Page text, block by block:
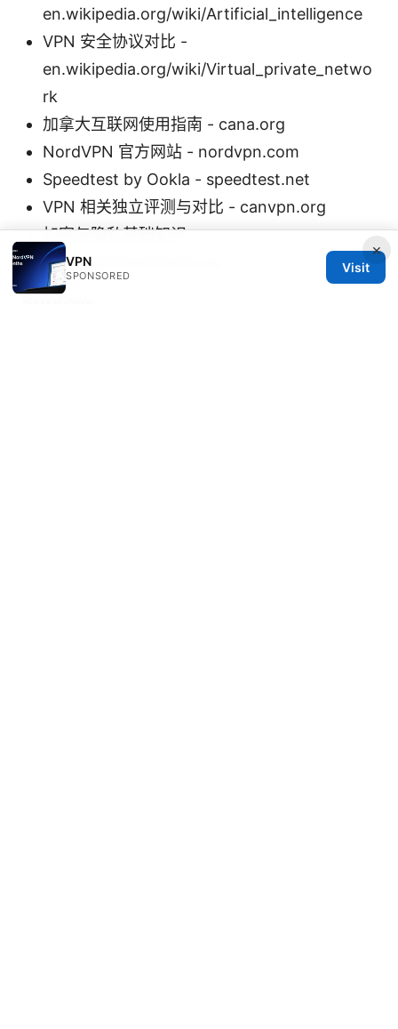
en.wikipedia.org/wiki/Artificial_intelligence
VPN 安全协议对比 -
en.wikipedia.org/wiki/Virtual_private_netwo
rk
加拿大互联网使用指南 - cana.org
NordVPN 官方网站 - nordvpn.com
Speedtest by Ookla - speedtest.net
VPN 相关独立评测与对比 - canvpn.org
加密与隐私基础知识 -
privacyinternational.org
×
VPN
SPONSORED
Visit